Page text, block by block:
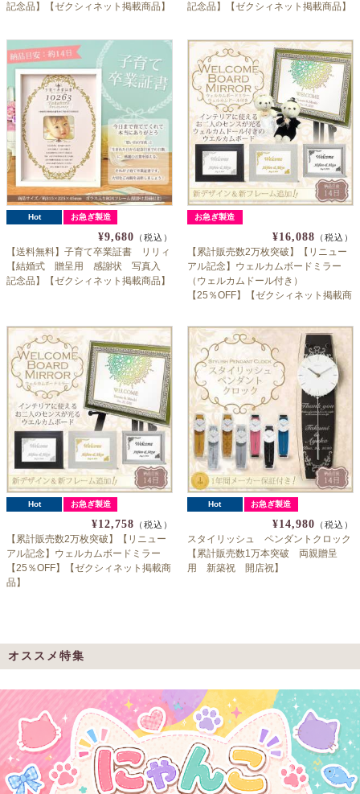
記念品】【ゼクシィネット掲載商品】
記念品】【ゼクシィネット掲載商品】
Hot お急ぎ製造
¥9,680 （税込）
【送料無料】子育て卒業証書 リリィ
【結婚式 贈呈用 感謝状 写真入
記念品】【ゼクシィネット掲載商品】
お急ぎ製造
¥16,088 （税込）
【累計販売数2万枚突破】【リニュー
アル記念】ウェルカムボードミラー
（ウェルカムドール付き）
【25％OFF】【ゼクシィネット掲載商
Hot お急ぎ製造
¥12,758 （税込）
【累計販売数2万枚突破】【リニュー
アル記念】ウェルカムボードミラー
【25％OFF】【ゼクシィネット掲載商
品】
Hot お急ぎ製造
¥14,980 （税込）
スタイリッシュ ペンダントクロック
【累計販売数1万本突破 両親贈呈
用 新築祝 開店祝】
オススメ特集